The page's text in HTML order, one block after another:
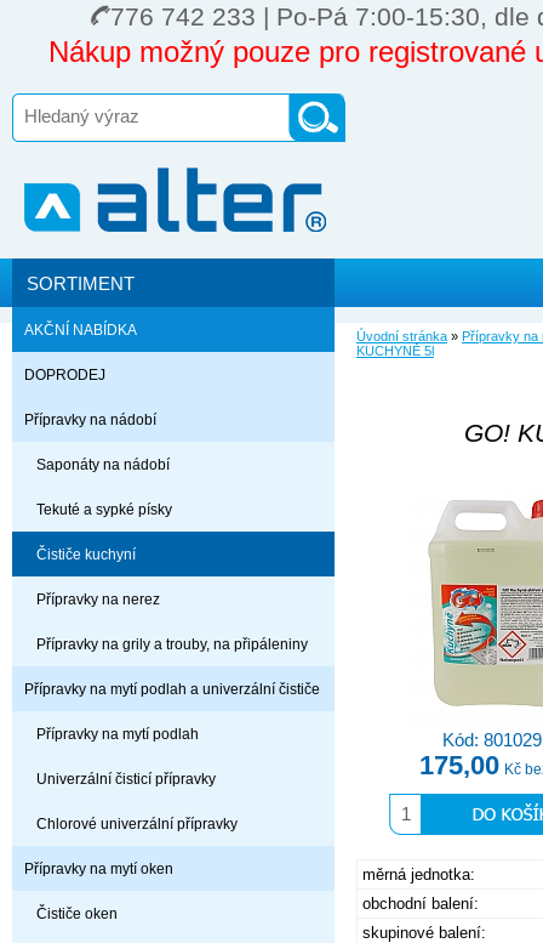
776 742 233 | Po-Pá 7:00-15:30, dle
Nákup možný pouze pro registrované
SORTIMENT
AKČNÍ NABÍDKA
DOPRODEJ
Přípravky na nádobí
Saponáty na nádobí
Tekuté a sypké písky
Čističe kuchyní
Přípravky na nerez
Přípravky na grily a trouby, na připáleniny
Přípravky na mytí podlah a univerzální čističe
Přípravky na mytí podlah
Univerzální čisticí přípravky
Chlorové univerzální přípravky
Přípravky na mytí oken
Čističe oken
Úvodní stránka » Přípravky na
KUCHYNĚ 5l
GO!
Kód:
175,00 Kč
měrná jednotka:
obchodní balení:
skupinové balení: